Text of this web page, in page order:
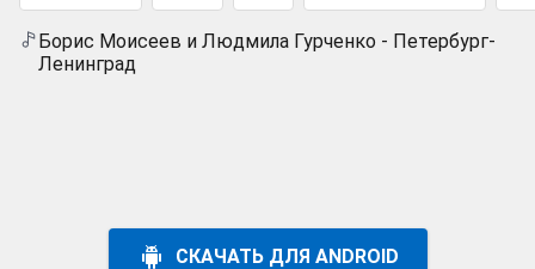
Борис Моисеев и Людмила Гурченко - Петербург-
Ленинград
СКАЧАТЬ ДЛЯ ANDROID